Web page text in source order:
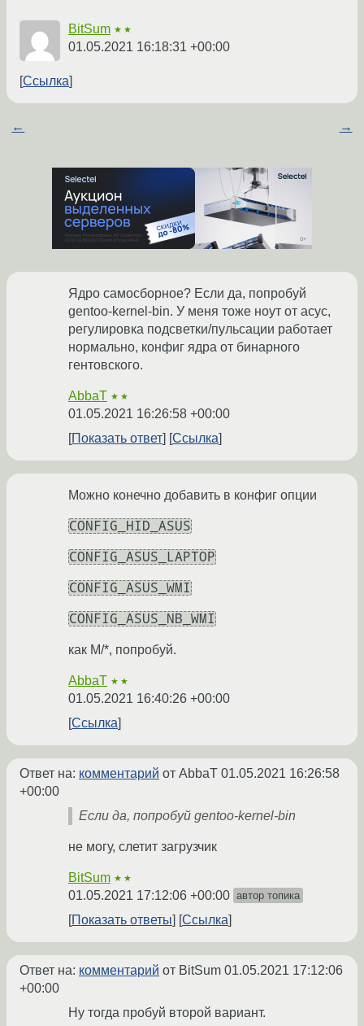
BitSum ★★
01.05.2021 16:18:31 +00:00
Ссылка
← →
Ядро самосборное? Если да, попробуй
gentoo-kernel-bin. У меня тоже ноут от асус,
регулировка подсветки/пульсации работает
нормально, конфиг ядра от бинарного
гентовского.
AbbaT ★★
01.05.2021 16:26:58 +00:00
Показать ответ
Ссылка
Можно конечно добавить в конфиг опции
CONFIG_HID_ASUS
CONFIG_ASUS_LAPTOP
CONFIG_ASUS_WMI
CONFIG_ASUS_NB_WMI
как M/*, попробуй.
AbbaT ★★
01.05.2021 16:40:26 +00:00
Ссылка
Ответ на: комментарий от AbbaT 01.05.2021 16:26:58
+00:00
Если да, попробуй gentoo-kernel-bin
не могу, слетит загрузчик
BitSum ★★
01.05.2021 17:12:06 +00:00 автор топика
Показать ответы Ссылка
Ответ на: комментарий от BitSum 01.05.2021 17:12:06
+00:00
Ну тогда пробуй второй вариант.